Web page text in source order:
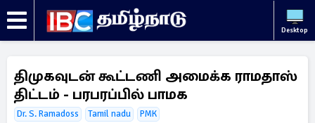
Desktop
திமுகவுடன் கூட்டணி அமைக்க ராமதாஸ்
திட்டம் - பரபரப்பில் பாமக
Dr. S. Ramadoss Tamil nadu
PMK